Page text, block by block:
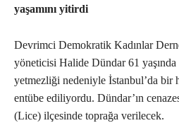
yaşamını yitirdi
Devrimci Demokratik Kadınlar
yöneticisi Halide Dündar 61
yetmezliği nedeniyle İstanbul’da bir
entübe ediliyordu. Dündar’ın
(Lice) ilçesinde toprağa verilecek.